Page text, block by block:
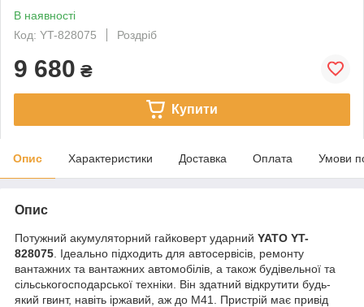
В наявності
Код: YT-828075
Роздріб
9 680 ₴
Купити
Опис Характеристики Доставка Оплата Умови
Опис
Потужний акумуляторний гайковерт ударний YATO YT-
828075 . Ідеально підходить для автосервісів, ремонту
вантажних та вантажних автомобілів, а також будівельної та
сільськогосподарської техніки. Він здатний відкрутити будь-
який гвинт, навіть іржавий, аж до М41. Пристрій має привід